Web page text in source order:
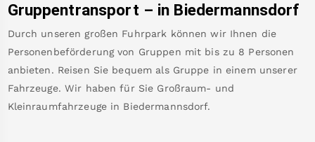
Gruppentransport – in Biedermannsdorf
Durch unseren großen Fuhrpark können wir Ihnen die
Personenbeförderung von Gruppen mit bis zu 8 Personen
anbieten. Reisen Sie bequem als Gruppe in einem unserer
Fahrzeuge. Wir haben für Sie Großraum- und
Kleinraumfahrzeuge in Biedermannsdorf.